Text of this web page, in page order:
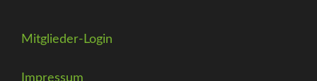
Mitglieder-Login
Impressum